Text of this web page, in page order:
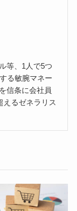
等、1人で5つ
る敏腕マネー
信条に会社員
えるゼネラリス